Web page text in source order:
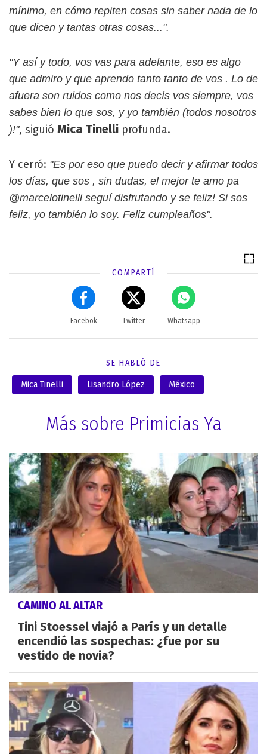
mínimo, en cómo repiten cosas sin saber nada de lo
que dicen y tantas otras cosas...".
"Y así y todo, vos vas para adelante, eso es algo
que admiro y que aprendo tanto tanto de vos . Lo de
afuera son ruidos como nos decís vos siempre, vos
sabes bien lo que sos, y yo también (todos nosotros
)!", siguió Mica Tinelli profunda.
Y cerró: "Es por eso que puedo decir y afirmar todos
los días, que sos , sin dudas, el mejor te amo pa
@marcelotinelli seguí disfrutando y se feliz! Si sos
feliz, yo también lo soy. Feliz cumpleaños".
COMPARTÍ
Facebok Twitter Whatsapp
SE HABLÓ DE
Mica Tinelli Lisandro López México
Más sobre Primicias Ya
CAMINO AL ALTAR
Tini Stoessel viajó a París y un detalle
encendió las sospechas: ¿fue por su
vestido de novia?